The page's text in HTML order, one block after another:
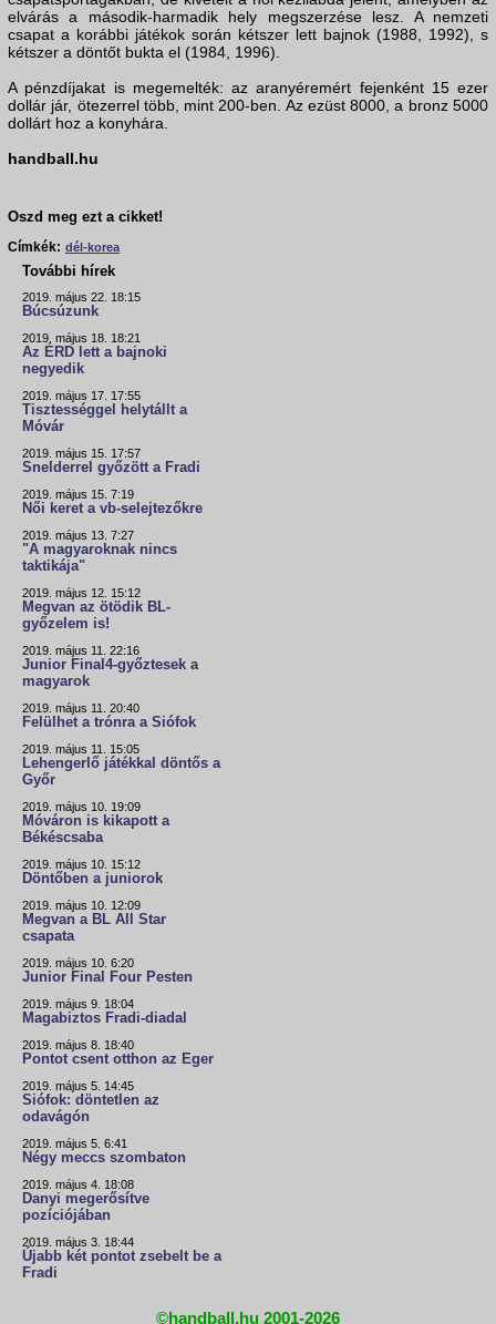
elvárás a második-harmadik hely megszerzése lesz. A nemzeti
csapat a korábbi játékok során kétszer lett bajnok (1988, 1992), s
kétszer a döntőt bukta el (1984, 1996).
A pénzdíjakat is megemelték: az aranyéremért fejenként 15 ezer
dollár jár, ötezerrel több, mint 200-ben. Az ezüst 8000, a bronz 5000
dollárt hoz a konyhára.
handball.hu
Oszd meg ezt a cikket!
Címkék: dél-korea
További hírek
2019. május 22. 18:15
Búcsúzunk
2019. május 18. 18:21
Az ÉRD lett a bajnoki
negyedik
2019. május 17. 17:55
Tisztességgel helytállt a
Móvár
2019. május 15. 17:57
Snelderrel győzött a Fradi
2019. május 15. 7:19
Női keret a vb-selejtezőkre
2019. május 13. 7:27
"A magyaroknak nincs
taktikája"
2019. május 12. 15:12
Megvan az ötödik BL-
győzelem is!
2019. május 11. 22:16
Junior Final4-győztesek a
magyarok
2019. május 11. 20:40
Felülhet a trónra a Siófok
2019. május 11. 15:05
Lehengerlő játékkal döntős a
Győr
2019. május 10. 19:09
Móváron is kikapott a
Békéscsaba
2019. május 10. 15:12
Döntőben a juniorok
2019. május 10. 12:09
Megvan a BL All Star
csapata
2019. május 10. 6:20
Junior Final Four Pesten
2019. május 9. 18:04
Magabiztos Fradi-diadal
2019. május 8. 18:40
Pontot csent otthon az Eger
2019. május 5. 14:45
Siófok: döntetlen az
odavágón
2019. május 5. 6:41
Négy meccs szombaton
2019. május 4. 18:08
Danyi megerősítve
pozíciójában
2019. május 3. 18:44
Újabb két pontot zsebelt be a
Fradi
©handball.hu 2001-2026